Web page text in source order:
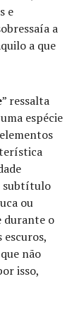
e
a
a que
” ressalta
espécie
subtítulo
ou
durante o
não
isso,